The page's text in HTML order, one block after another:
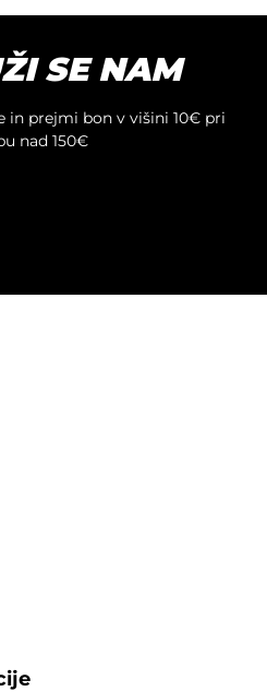
SE NAM
in prejmi bon v višini 10€ pri
nad 150€